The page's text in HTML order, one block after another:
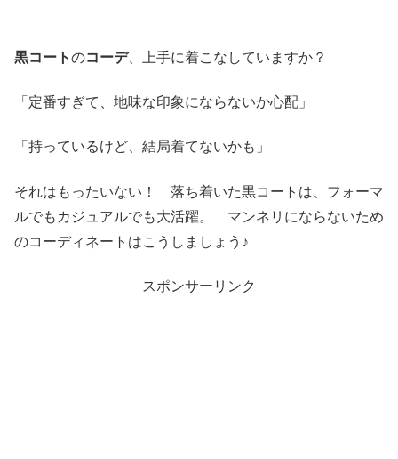
黒コートのコーデ、上手に着こなしていますか？
「定番すぎて、地味な印象にならないか心配」
「持っているけど、結局着てないかも」
それはもったいない！ 落ち着いた黒コートは、フォーマ
ルでもカジュアルでも大活躍。 マンネリにならないため
のコーディネートはこうしましょう♪
スポンサーリンク